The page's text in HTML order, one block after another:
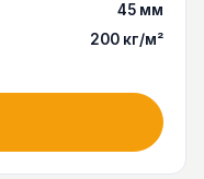
45 мм
200 кг/м²